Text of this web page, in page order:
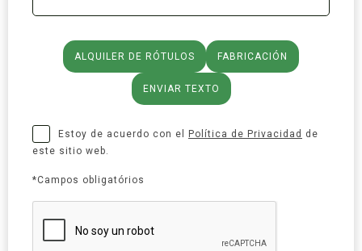
ALQUILER DE RÓTULOS FABRICACIÓN
ENVIAR TEXTO
Estoy de acuerdo con el Política de Privacidad de
este sitio web.
*Campos obligatórios